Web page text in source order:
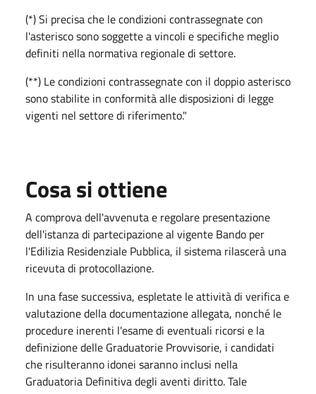
(*) Si precisa che le condizioni contrassegnate con
l'asterisco sono soggette a vincoli e specifiche meglio
definiti nella normativa regionale di settore.
(**) Le condizioni contrassegnate con il doppio asterisco
sono stabilite in conformità alle disposizioni di legge
vigenti nel settore di riferimento."
Cosa si ottiene
A comprova dell'avvenuta e regolare presentazione
dell'istanza di partecipazione al vigente Bando per
l'Edilizia Residenziale Pubblica, il sistema rilascerà una
ricevuta di protocollazione.
In una fase successiva, espletate le attività di verifica e
valutazione della documentazione allegata, nonché le
procedure inerenti l'esame di eventuali ricorsi e la
definizione delle Graduatorie Provvisorie, i candidati
che risulteranno idonei saranno inclusi nella
Graduatoria Definitiva degli aventi diritto. Tale